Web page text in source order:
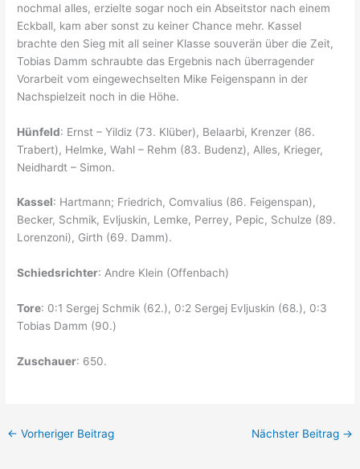
nochmal alles, erzielte sogar noch ein Abseitstor nach einem
Eckball, kam aber sonst zu keiner Chance mehr. Kassel
brachte den Sieg mit all seiner Klasse souverän über die Zeit,
Tobias Damm schraubte das Ergebnis nach überragender
Vorarbeit vom eingewechselten Mike Feigenspann in der
Nachspielzeit noch in die Höhe.
Hünfeld: Ernst – Yildiz (73. Klüber), Belaarbi, Krenzer (86.
Trabert), Helmke, Wahl – Rehm (83. Budenz), Alles, Krieger,
Neidhardt – Simon.
Kassel: Hartmann; Friedrich, Comvalius (86. Feigenspan),
Becker, Schmik, Evljuskin, Lemke, Perrey, Pepic, Schulze (89.
Lorenzoni), Girth (69. Damm).
Schiedsrichter: Andre Klein (Offenbach)
Tore: 0:1 Sergej Schmik (62.), 0:2 Sergej Evljuskin (68.), 0:3
Tobias Damm (90.)
Zuschauer: 650.
← Vorheriger Beitrag Nächster Beitrag →